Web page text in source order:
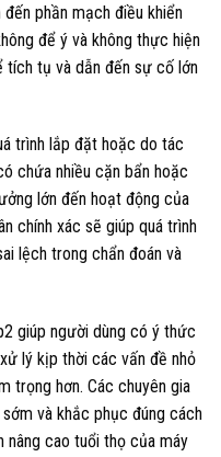
phần mạch điều khiển
để ý và không thực hiện
tích tụ và dẫn đến sự cố lớn
trình lắp đặt hoặc do tác
chứa nhiều cặn bẩn hoặc
lớn đến hoạt động của
chính xác sẽ giúp quá trình
lệch trong chẩn đoán và
giúp người dùng có ý thức
lý kịp thời các vấn đề nhỏ
trọng hơn. Các chuyên gia
và khắc phục đúng cách
nâng cao tuổi thọ của máy